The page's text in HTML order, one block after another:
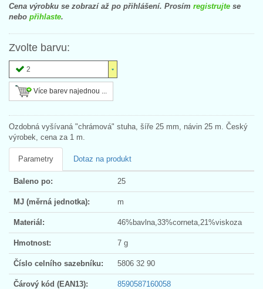
Cena výrobku se zobrazí až po přihlášení. Prosím registrujte se
nebo přihlaste.
Zvolte barvu:
2
Více barev najednou ...
Ozdobná vyšívaná "chrámová" stuha, šíře 25 mm, návin 25 m. Český
výrobek, cena za 1 m.
Parametry Dotaz na produkt
Baleno po: 25
MJ (měrná jednotka): m
Materiál: 46%bavlna,33%corneta,21%viskoza
Hmotnost: 7 g
Číslo celního sazebníku: 5806 32 90
Čárový kód (EAN13): 8590587160058